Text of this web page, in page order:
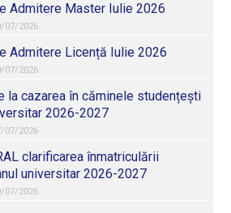
Admitere Master Iulie 2026
07/2026
Admitere Licență Iulie 2026
07/2026
la cazarea în căminele studențești
2026-2027
07/2026
clarificarea înmatriculării
universitar 2026-2027
07/2026